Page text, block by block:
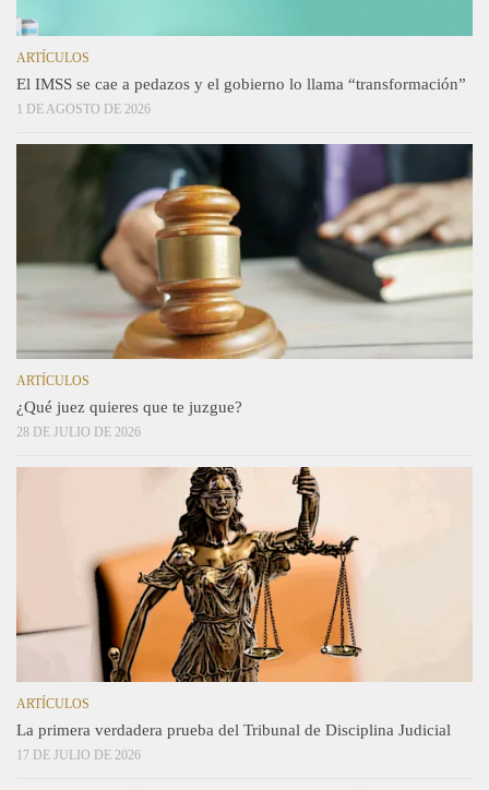
ARTÍCULOS
El IMSS se cae a pedazos y el gobierno lo llama “transformación”
1 DE AGOSTO DE 2026
ARTÍCULOS
¿Qué juez quieres que te juzgue?
28 DE JULIO DE 2026
ARTÍCULOS
La primera verdadera prueba del Tribunal de Disciplina Judicial
17 DE JULIO DE 2026